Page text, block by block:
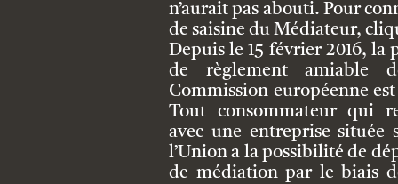
n’aurait pas abouti. Pour
de saisine du Médiateur,
Depuis le 15 février 2016, la
de règlement amiable
Commission européenne
Tout consommateur qui
avec une entreprise
l’Union a la possibilité de
de médiation par le biais